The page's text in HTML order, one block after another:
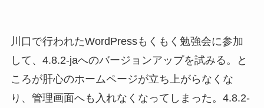
川口で行われたWordPressもくもく勉強会に参加
して、4.8.2-jaへのバージョンアップを試みる。と
ころが肝心のホームページが立ち上がらなくな
り、管理画面へも入れなくなってしまった。4.8.2-